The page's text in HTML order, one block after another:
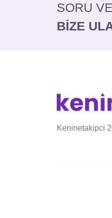
SORU
BİZE
Keninetakipci